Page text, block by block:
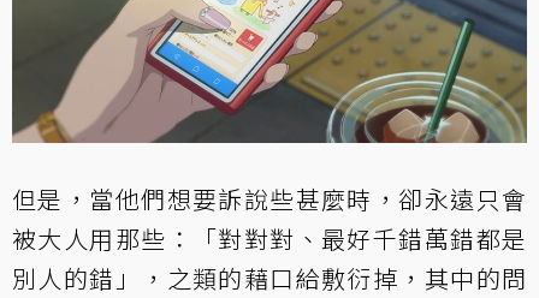
但是，當他們想要訴說些甚麼時，卻永遠只會
被大人用那些：「對對對、最好千錯萬錯都是
別人的錯」，之類的藉口給敷衍掉，其中的問